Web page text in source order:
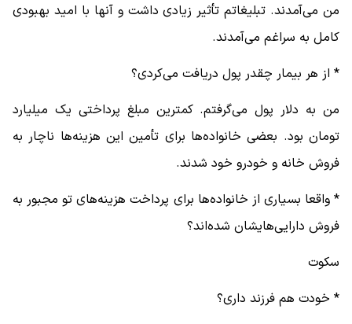
من می‌آمدند. تبلیغاتم تأثیر زیادی داشت و آنها با امید بهبودی
کامل به سراغم می‌آمدند.
* از هر بیمار چقدر پول دریافت می‌کردی؟
من به دلار پول می‌گرفتم. کمترین مبلغ پرداختی یک میلیارد
تومان بود. بعضی خانواده‌ها برای تأمین این هزینه‌ها ناچار به
فروش خانه و خودرو خود شدند.
* واقعا بسیاری از خانواده‌ها برای پرداخت هزینه‌های تو مجبور به
فروش دارایی‌هایشان شده‌اند؟
سکوت
* خودت هم فرزند داری؟